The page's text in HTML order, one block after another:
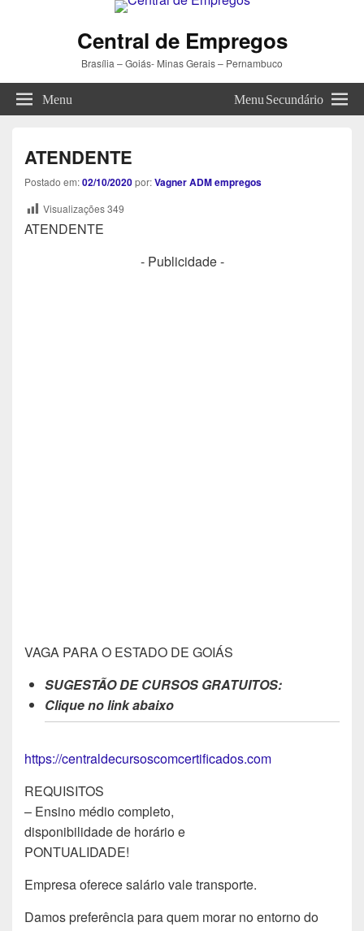
Central de Empregos
Brasília – Goiás- Minas Gerais – Pernambuco
Menu Menu Secundário
ATENDENTE
Postado em:02/10/2020por:Vagner ADM empregos
Visualizações349
ATENDENTE
- Publicidade -
VAGA PARA O ESTADO DE GOIÁS
SUGESTÃO DE CURSOS GRATUITOS:
Clique no link abaixo
https://centraldecursoscomcertificados.com
REQUISITOS
– Ensino médio completo,
disponibilidade de horário e
PONTUALIDADE!
Empresa oferece salário vale transporte.
Damos preferência para quem morar no entorno do